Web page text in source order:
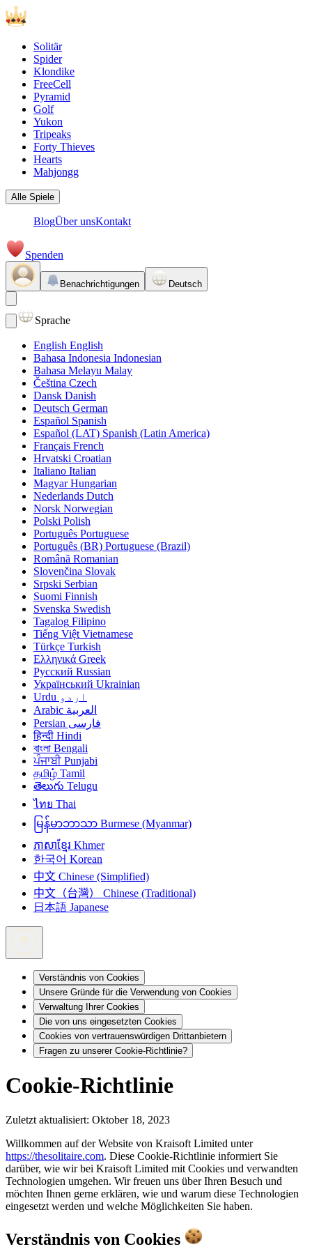
Solitär
Spider
Klondike
FreeCell
Pyramid
Golf
Yukon
Tripeaks
Forty Thieves
Hearts
Mahjongg
Alle Spiele
BlogÜber unsKontakt
Spenden
Benachrichtigungen Deutsch
Sprache
English English
Bahasa Indonesia Indonesian
Bahasa Melayu Malay
Čeština Czech
Dansk Danish
Deutsch German
Español Spanish
Español (LAT) Spanish (Latin America)
Français French
Hrvatski Croatian
Italiano Italian
Magyar Hungarian
Nederlands Dutch
Norsk Norwegian
Polski Polish
Português Portuguese
Português (BR) Portuguese (Brazil)
Română Romanian
Slovenčina Slovak
Srpski Serbian
Suomi Finnish
Svenska Swedish
Tagalog Filipino
Tiếng Việt Vietnamese
Türkçe Turkish
Ελληνικά Greek
Русский Russian
Український Ukrainian
اردو Urdu
العربية Arabic
فارسی Persian
हिन्दी Hindi
বাংলা Bengali
ਪੰਜਾਬੀ Punjabi
தமிழ் Tamil
తెలుగు Telugu
ไทย Thai
မြန်မာဘာသာ Burmese (Myanmar)
ភាសាខ្មែរ Khmer
한국어 Korean
中文 Chinese (Simplified)
中文（台灣）
Chinese (Traditional)
日本語 Japanese
Verständnis von Cookies
Unsere Gründe für die Verwendung von Cookies
Verwaltung Ihrer Cookies
Die von uns eingesetzten Cookies
Cookies von vertrauenswürdigen Drittanbietern
Fragen zu unserer Cookie-Richtlinie?
Cookie-Richtlinie
Zuletzt aktualisiert: Oktober 18, 2023
Willkommen auf der Website von Kraisoft Limited unter
https://thesolitaire.com. Diese Cookie-Richtlinie informiert Sie
darüber, wie wir bei Kraisoft Limited mit Cookies und verwandten
Technologien umgehen. Wir freuen uns über Ihren Besuch und
möchten Ihnen gerne erklären, wie und warum diese Technologien
eingesetzt werden und welche Möglichkeiten Sie haben.
Verständnis von Cookies